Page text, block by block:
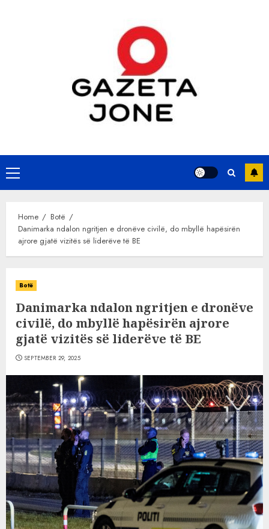
Primary
Menu
Home
Botë
Danimarka ndalon ngritjen e dronëve civilë, do mbyllë hapësirën
ajrore gjatë vizitës së liderëve të BE
Botë
Danimarka ndalon ngritjen e dronëve
civilë, do mbyllë hapësirën ajrore
gjatë vizitës së liderëve të BE
SEPTEMBER 29, 2025